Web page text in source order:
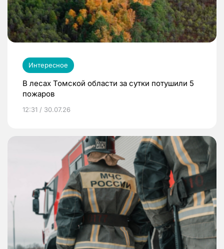
Интересное
В лесах Томской области за сутки потушили 5
пожаров
12:31 / 30.07.26